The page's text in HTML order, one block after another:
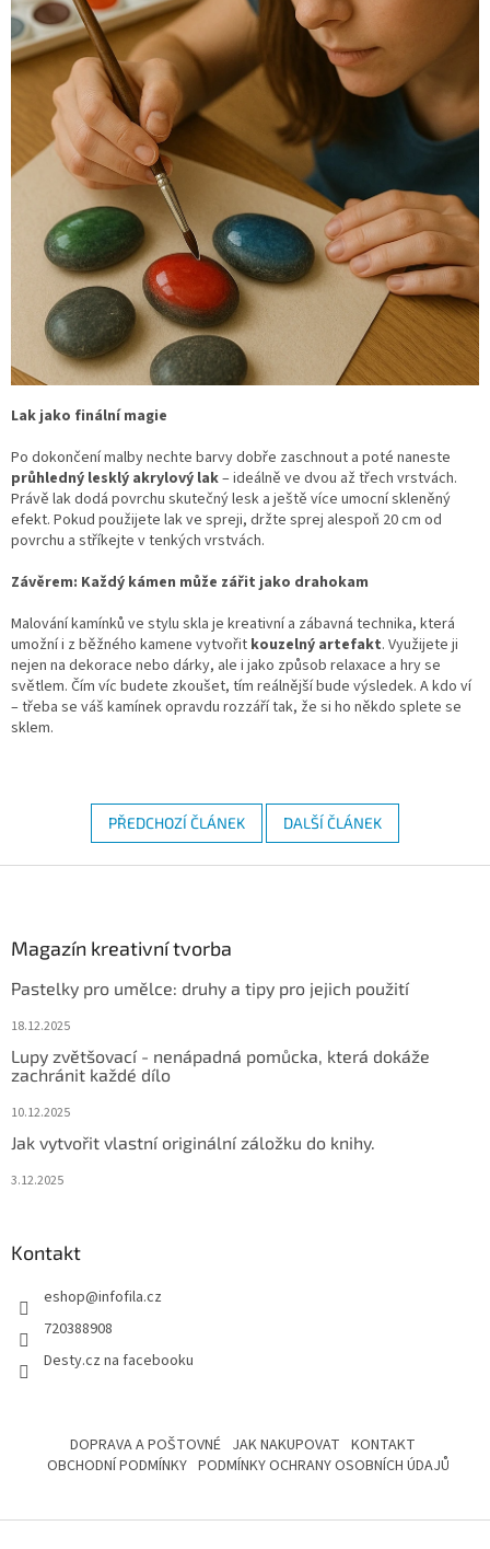
Lak jako finální magie
Po dokončení malby nechte barvy dobře zaschnout a poté naneste
průhledný lesklý akrylový lak– ideálně ve dvou až třech vrstvách.
Právě lak dodá povrchu skutečný lesk a ještě více umocní skleněný
efekt. Pokud použijete lak ve spreji, držte sprej alespoň 20 cm od
povrchu a stříkejte v tenkých vrstvách.
Závěrem: Každý kámen může zářit jako drahokam
Malování kamínků ve stylu skla je kreativní a zábavná technika, která
umožní i z běžného kamene vytvořit kouzelný artefakt. Využijete ji
nejen na dekorace nebo dárky, ale i jako způsob relaxace a hry se
světlem. Čím víc budete zkoušet, tím reálnější bude výsledek. A kdo ví
– třeba se váš kamínek opravdu rozzáří tak, že si ho někdo splete se
sklem.
PŘEDCHOZÍ ČLÁNEK DALŠÍ ČLÁNEK
Magazín kreativní tvorba
Pastelky pro umělce: druhy a tipy pro jejich použití
18.12.2025
Lupy zvětšovací - nenápadná pomůcka, která dokáže
zachránit každé dílo
10.12.2025
Jak vytvořit vlastní originální záložku do knihy.
3.12.2025
Kontakt
eshop@infofila.cz
720388908
Desty.cz na facebooku
DOPRAVA A POŠTOVNÉ JAK NAKUPOVAT KONTAKT
OBCHODNÍ PODMÍNKY PODMÍNKY OCHRANY OSOBNÍCH ÚDAJŮ